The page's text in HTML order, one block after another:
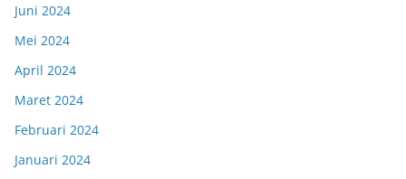
Juni 2024
Mei 2024
April 2024
Maret 2024
Februari 2024
Januari 2024